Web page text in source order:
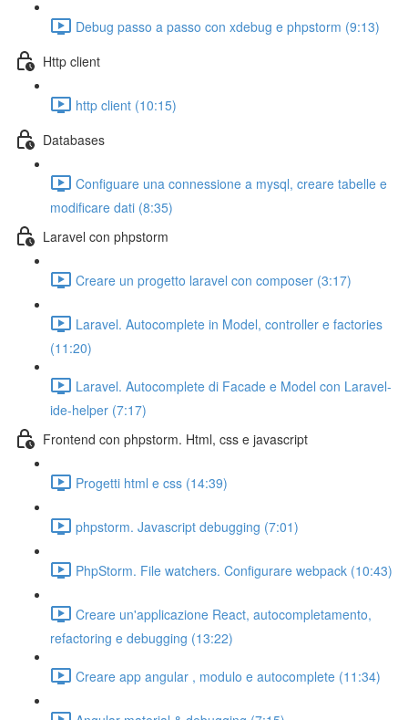
Debug passo a passo con xdebug e phpstorm (9:13)
Http client
http client (10:15)
Databases
Configuare una connessione a mysql, creare tabelle e
modificare dati (8:35)
Laravel con phpstorm
Creare un progetto laravel con composer (3:17)
Laravel. Autocomplete in Model, controller e factories
(11:20)
Laravel. Autocomplete di Facade e Model con Laravel-
ide-helper (7:17)
Frontend con phpstorm. Html, css e javascript
Progetti html e css (14:39)
phpstorm. Javascript debugging (7:01)
PhpStorm. File watchers. Configurare webpack (10:43)
Creare un'applicazione React, autocompletamento,
refactoring e debugging (13:22)
Creare app angular , modulo e autocomplete (11:34)